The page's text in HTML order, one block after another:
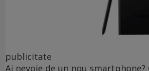
publicitate
Ai nevoie de un nou smartphone?